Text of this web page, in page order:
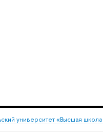
университет «Высшая